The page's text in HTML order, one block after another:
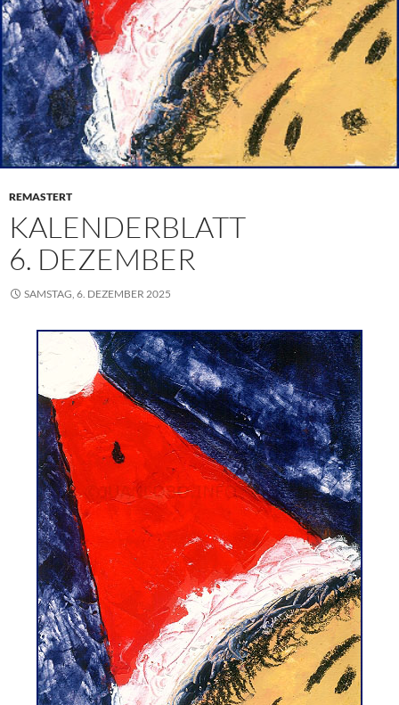
REMASTERT
KALENDERBLATT
6. DEZEMBER
SAMSTAG, 6. DEZEMBER 2025